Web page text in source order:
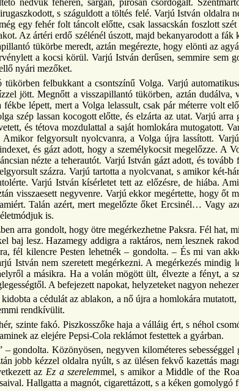
nedvük fehéren, sárgán, pirosan csordogált.
s száguldott a töltés felé. Varjú István oldalra
egy fehér folt táncolt előtte, csak lassacskán foszlott
Az ártéri erdő szélénél úszott, majd bekanyarodott a
tükörbe meredt, aztán megérezte, hogy elönti az
a kocsi körül. Varjú István derűsen, semmire sem
nyári mezőket.
felbukkant a csontszínű Volga. Varjú
jött. Megnőtt a visszapillantó tükörben, aztán
lépett, mert a Volga lelassult, csak pár méterre volt
szép lassan kocogott előtte, és elzárta az utat. Varjú
és tétova mozdulattal a saját homlokára mutogatott.
felgyorsult nyolcvanra, a Volga újra lassított.
és gázt adott, hogy a személykocsit megelőzze.
nézte a teherautót. Varjú István gázt adott, és
százra. Varjú tartotta a nyolcvanat, s amikor két-
Varjú István kísérletet tett az előzésre, de hiába.
visszaesett negyvenre. Varjú ekkor megértette, hogy
Talán azért, mert megelőzte őket Ercsinél… Vagy
is.
arra gondolt, hogy ötre megérkezhetne Paksra. Fél hat,
baj lesz. Hazamegy addigra a raktáros, nem lesznek
fél kilencre Pesten lehetnék – gondolta. – És mi van
István nem szeretett megérkezni. A megérkezés
a másikra. Ha a volán mögött ült, élvezte a fényt, a
A befejezett napokat, helyzeteket nagyon
a cédulát az ablakon, a nő újra a homlokára
rendkívülit.
szinte fakó. Piszkosszőke haja a válláig ért, s néhol
az elejére Pepsi-Cola reklámot festettek a gyárban.
gondolta. Közönyösen, negyven kilométeres
jobb kézzel oldalra nyúlt, s az ülésen fekvő kazettás
az Ez a szerelemmel, s amikor a Middle of the
Hallgatta a magnót, cigarettázott, s a kéken gomolygó